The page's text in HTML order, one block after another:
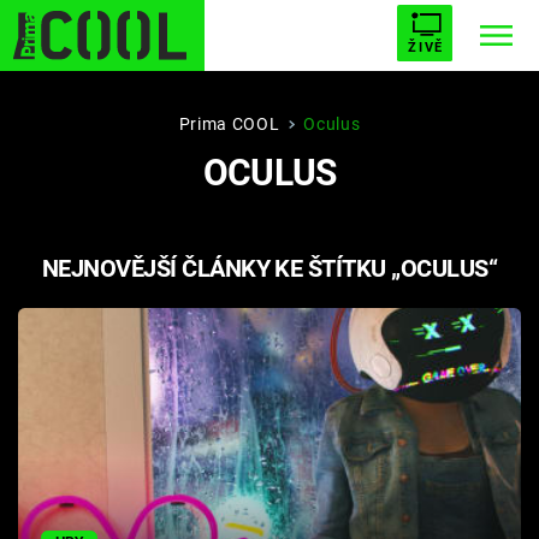
ŽIVĚ
STARHOUSE BUFFY, PŘEMOŽITELKA UPÍRŮ
PLNEJ KOTEL AVENGERS 5
Hry
Prima COOL Oculus
OCULUS
NEJNOVĚJŠÍ ČLÁNKY KE ŠTÍTKU „OCULUS“